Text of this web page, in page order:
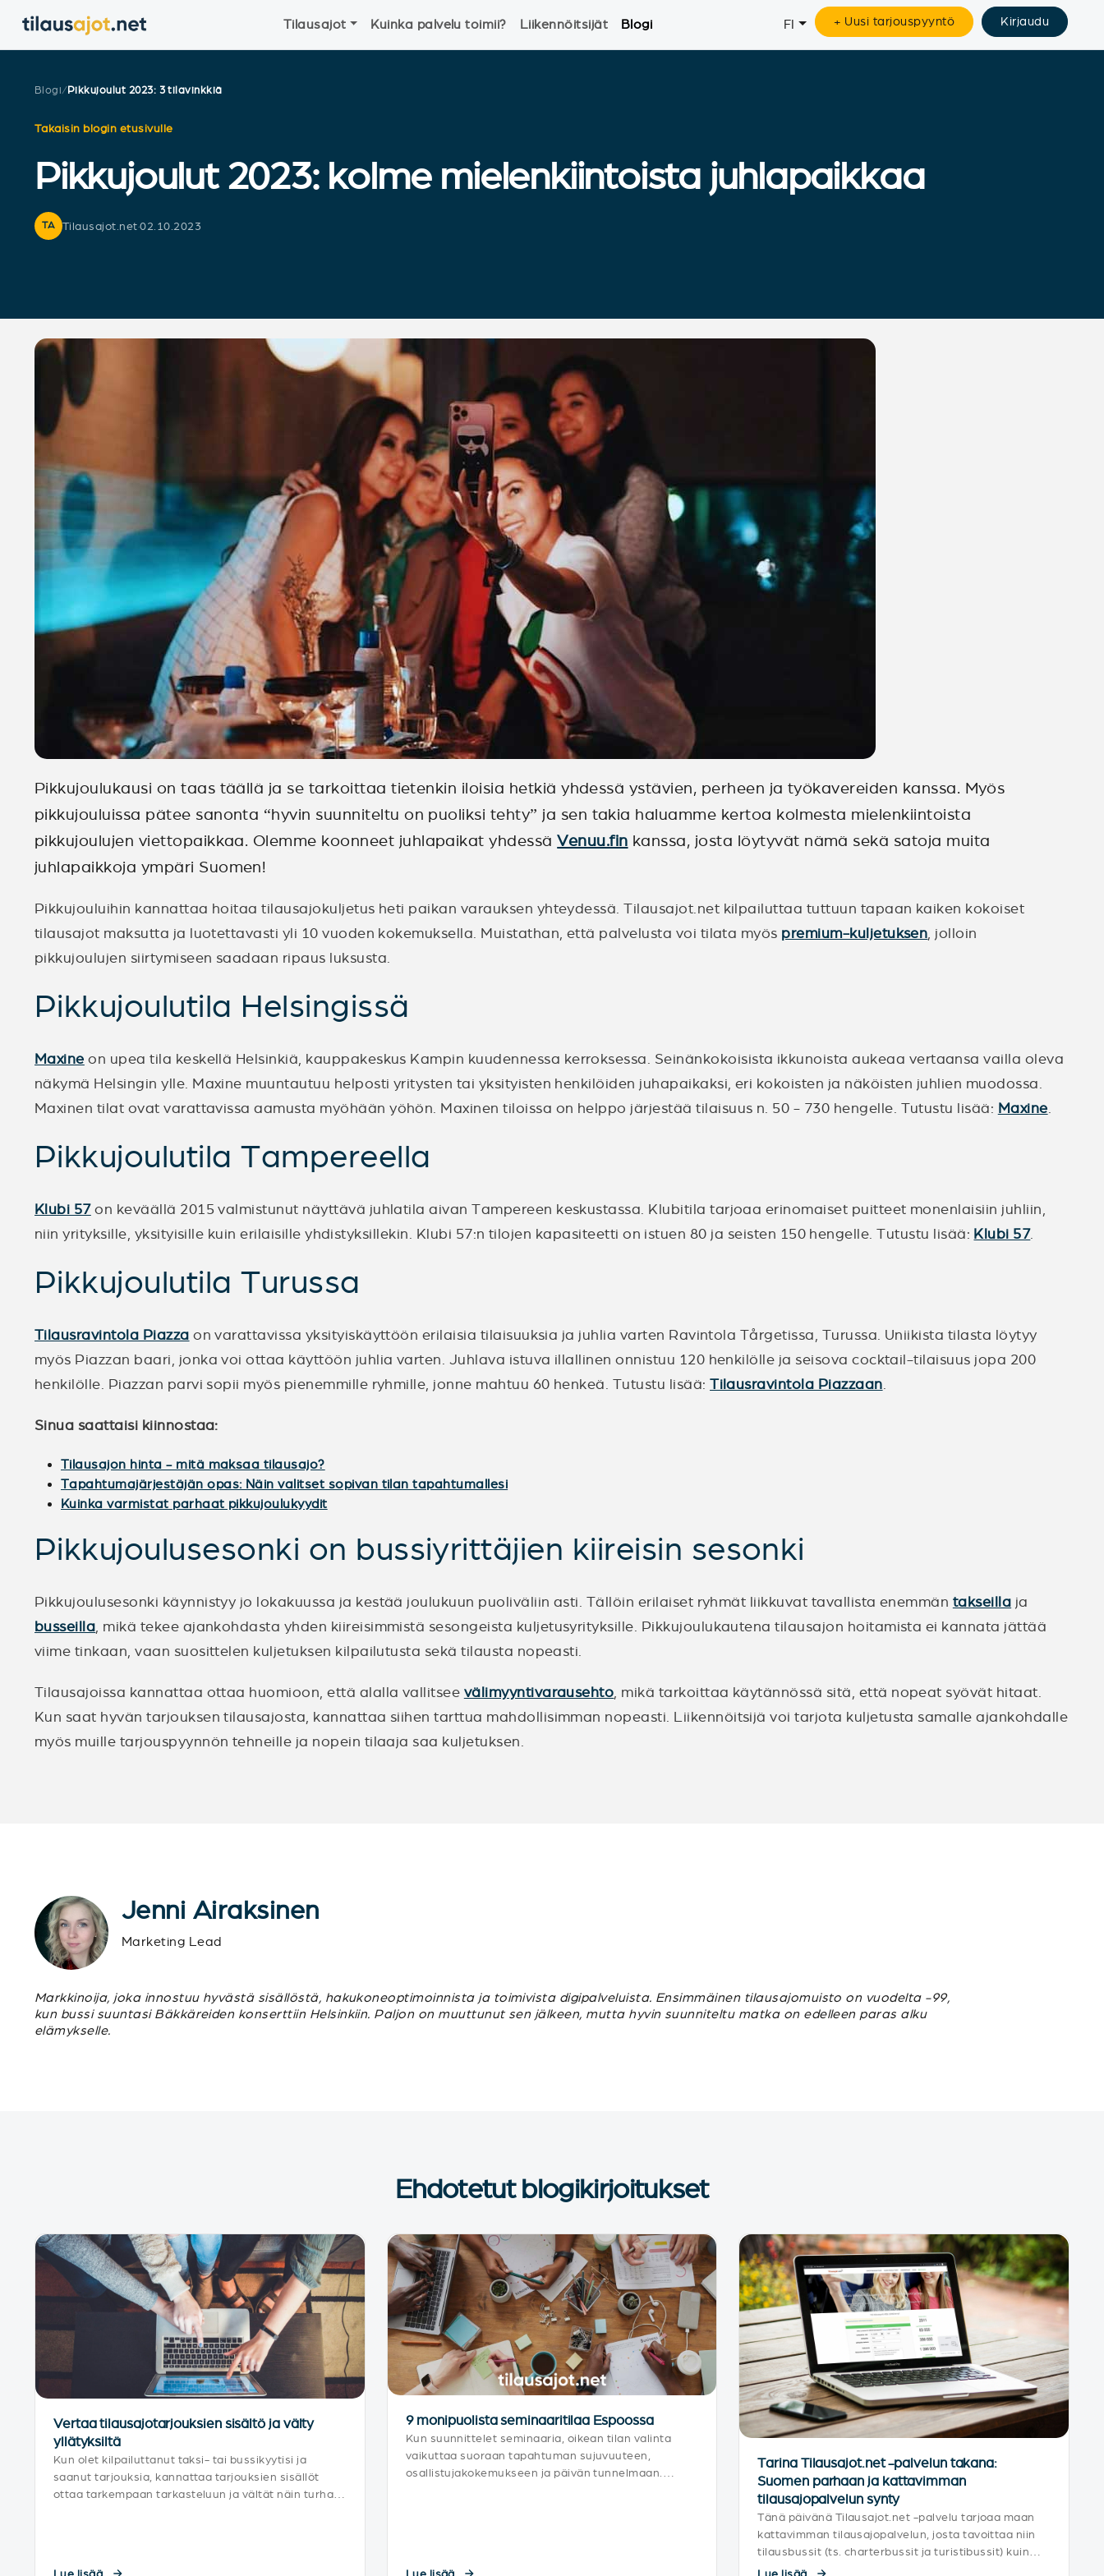
Tilausajot Kuinka palvelu toimii? Liikennöitsijät Blogi FI + Uusi tarjouspyyntö Kirjaudu
Blogi/Pikkujoulut 2023: 3 tilavinkkiä
Takaisin blogin etusivulle
Pikkujoulut 2023: kolme mielenkiintoista juhlapaikkaa
TA Tilausajot.net·02.10.2023
Pikkujoulukausi on taas täällä ja se tarkoittaa tietenkin iloisia hetkiä yhdessä ystävien, perheen ja työkavereiden kanssa. Myös
pikkujouluissa pätee sanonta “hyvin suunniteltu on puoliksi tehty” ja sen takia haluamme kertoa kolmesta mielenkiintoista
pikkujoulujen viettopaikkaa. Olemme koonneet juhlapaikat yhdessäVenuu.fin kanssa, josta löytyvät nämä sekä satoja muita
juhlapaikkoja ympäri Suomen!
Pikkujouluihin kannattaa hoitaa tilausajokuljetus heti paikan varauksen yhteydessä. Tilausajot.net kilpailuttaa tuttuun tapaan kaiken kokoiset
tilausajot maksutta ja luotettavasti yli 10 vuoden kokemuksella. Muistathan, että palvelusta voi tilata myös premium-kuljetuksen, jolloin
pikkujoulujen siirtymiseen saadaan ripaus luksusta.
Pikkujoulutila Helsingissä
Maxine on upea tila keskellä Helsinkiä, kauppakeskus Kampin kuudennessa kerroksessa. Seinänkokoisista ikkunoista aukeaa vertaansa vailla oleva
näkymä Helsingin ylle. Maxine muuntautuu helposti yritysten tai yksityisten henkilöiden juhapaikaksi, eri kokoisten ja näköisten juhlien muodossa.
Maxinen tilat ovat varattavissa aamusta myöhään yöhön. Maxinen tiloissa on helppo järjestää tilaisuus n. 50 - 730 hengelle. Tutustu lisää: Maxine.
Pikkujoulutila Tampereella
Klubi 57on keväällä 2015 valmistunut näyttävä juhlatila aivan Tampereen keskustassa. Klubitila tarjoaa erinomaiset puitteet monenlaisiin juhliin,
niin yrityksille, yksityisille kuin erilaisille yhdistyksillekin. Klubi 57:n tilojen kapasiteetti on istuen 80 ja seisten 150 hengelle. Tutustu lisää: Klubi 57.
Pikkujoulutila Turussa
Tilausravintola Piazza on varattavissa yksityiskäyttöön erilaisia tilaisuuksia ja juhlia varten Ravintola Tårgetissa, Turussa. Uniikista tilasta löytyy
myös Piazzan baari, jonka voi ottaa käyttöön juhlia varten. Juhlava istuva illallinen onnistuu 120 henkilölle ja seisova cocktail-tilaisuus jopa 200
henkilölle. Piazzan parvi sopii myös pienemmille ryhmille, jonne mahtuu 60 henkeä. Tutustu lisää:Tilausravintola Piazzaan.
Sinua saattaisi kiinnostaa:
Tilausajon hinta - mitä maksaa tilausajo?
Tapahtumajärjestäjän opas: Näin valitset sopivan tilan tapahtumallesi
Kuinka varmistat parhaat pikkujoulukyydit
Pikkujoulusesonki on bussiyrittäjien kiireisin sesonki
Pikkujoulusesonki käynnistyy jo lokakuussa ja kestää joulukuun puoliväliin asti. Tällöin erilaiset ryhmät liikkuvat tavallista enemmän takseilla ja
busseilla, mikä tekee ajankohdasta yhden kiireisimmistä sesongeista kuljetusyrityksille. Pikkujoulukautena tilausajon hoitamista ei kannata jättää
viime tinkaan, vaan suosittelen kuljetuksen kilpailutusta sekä tilausta nopeasti.
Tilausajoissa kannattaa ottaa huomioon, että alalla vallitsee välimyyntivarausehto, mikä tarkoittaa käytännössä sitä, että nopeat syövät hitaat.
Kun saat hyvän tarjouksen tilausajosta, kannattaa siihen tarttua mahdollisimman nopeasti. Liikennöitsijä voi tarjota kuljetusta samalle ajankohdalle
myös muille tarjouspyynnön tehneille ja nopein tilaaja saa kuljetuksen.
Jenni Airaksinen
Marketing Lead
Markkinoija, joka innostuu hyvästä sisällöstä, hakukoneoptimoinnista ja toimivista digipalveluista. Ensimmäinen tilausajomuisto on vuodelta -99,
kun bussi suuntasi Bäkkäreiden konserttiin Helsinkiin. Paljon on muuttunut sen jälkeen, mutta hyvin suunniteltu matka on edelleen paras alku
elämykselle.
Ehdotetut blogikirjoitukset
Vertaa tilausajotarjouksien sisältö ja välty
yllätyksiltä
Kun olet kilpailuttanut taksi- tai bussikyytisi ja
saanut tarjouksia, kannattaa tarjouksien sisällöt
ottaa tarkempaan tarkasteluun ja vältät näin turhat
9 monipuolista seminaaritilaa Espoossa
Kun suunnittelet seminaaria, oikean tilan valinta
vaikuttaa suoraan tapahtuman sujuvuuteen,
osallistujakokemukseen ja päivän tunnelmaan.
Tarina Tilausajot.net -palvelun takana:
Suomen parhaan ja kattavimman
tilausajopalvelun synty
Tänä päivänä Tilausajot.net -palvelu tarjoaa maan
kattavimman tilausajopalvelun, josta tavoittaa niin
tilausbussit (ts. charterbussit ja turistibussit) kuin
pienemmän kokoluokan kaluston mukaan lukien